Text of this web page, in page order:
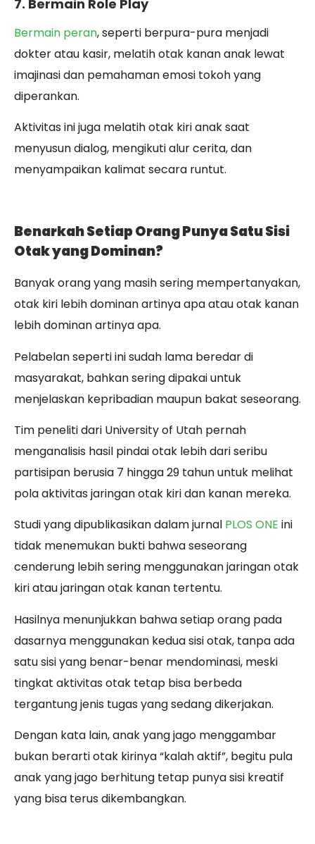
7. Bermain Role Play
Bermain peran, seperti berpura-pura menjadi
dokter atau kasir, melatih otak kanan anak lewat
imajinasi dan pemahaman emosi tokoh yang
diperankan.
Aktivitas ini juga melatih otak kiri anak saat
menyusun dialog, mengikuti alur cerita, dan
menyampaikan kalimat secara runtut.
Benarkah Setiap Orang Punya Satu Sisi
Otak yang Dominan?
Banyak orang yang masih sering mempertanyakan,
otak kiri lebih dominan artinya apa atau otak kanan
lebih dominan artinya apa.
Pelabelan seperti ini sudah lama beredar di
masyarakat, bahkan sering dipakai untuk
menjelaskan kepribadian maupun bakat seseorang.
Tim peneliti dari University of Utah pernah
menganalisis hasil pindai otak lebih dari seribu
partisipan berusia 7 hingga 29 tahun untuk melihat
pola aktivitas jaringan otak kiri dan kanan mereka.
Studi yang dipublikasikan dalam jurnal PLOS ONE ini
tidak menemukan bukti bahwa seseorang
cenderung lebih sering menggunakan jaringan otak
kiri atau jaringan otak kanan tertentu.
Hasilnya menunjukkan bahwa setiap orang pada
dasarnya menggunakan kedua sisi otak, tanpa ada
satu sisi yang benar-benar mendominasi, meski
tingkat aktivitas otak tetap bisa berbeda
tergantung jenis tugas yang sedang dikerjakan.
Dengan kata lain, anak yang jago menggambar
bukan berarti otak kirinya “kalah aktif”, begitu pula
anak yang jago berhitung tetap punya sisi kreatif
yang bisa terus dikembangkan.